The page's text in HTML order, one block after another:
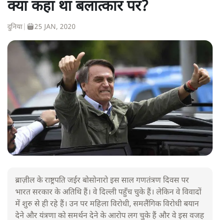
क्या कहा था बलात्कार पर?
दुनिया 25 JAN, 2020
ब्राज़ील के राष्ट्रपति जईर बोसोनारो इस साल गणतंत्रण दिवस पर
भारत सरकार के अतिथि हैं। वे दिल्ली पहुँच चुके हैं। लेकिन वे विवादों
में शुरु से ही रहे हैं। उन पर महिला विरोधी, समलैंगिक विरोधी बयान
देने और यंत्रणा को समर्थन देने के आरोप लग चुके हैं और वे इस वजह